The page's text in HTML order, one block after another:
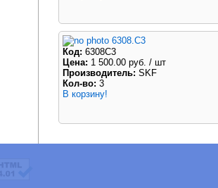
6308.C3
Код: 6308C3
Цена: 1 500.00 руб. / шт
Производитель: SKF
Кол-во: 3
В корзину!